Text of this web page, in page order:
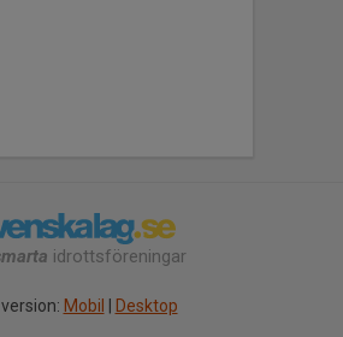
idrottsföreningar
Mobil Desktop